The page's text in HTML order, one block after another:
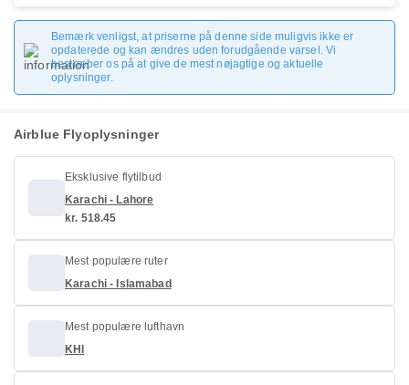
Bemærk venligst, at priserne på denne side muligvis ikke er
opdaterede og kan ændres uden forudgående varsel. Vi
bestræber os på at give de mest nøjagtige og aktuelle
oplysninger.
Airblue Flyoplysninger
Eksklusive flytilbud
Karachi - Lahore
kr. 518.45
Mest populære ruter
Karachi - Islamabad
Mest populære lufthavn
KHI